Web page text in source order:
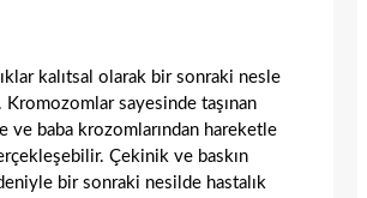
kalıtsal olarak bir sonraki nesle
sayesinde taşınan
ve baba krozomlarından hareketle
Çekinik ve baskın
bir sonraki nesilde hastalık